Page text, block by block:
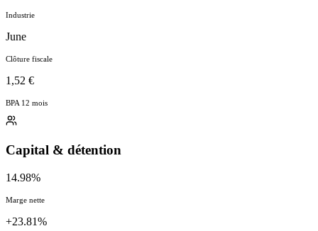
Industrie
June
Clôture fiscale
1,52 €
BPA 12 mois
Capital & détention
14.98%
Marge nette
+23.81%